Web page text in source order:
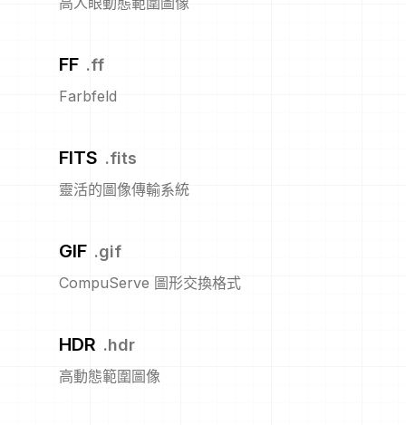
FF .ff
Farbfeld
FITS .fits
靈活的圖像傳輸系統
GIF .gif
CompuServe 圖形交換格式
HDR .hdr
高動態範圍圖像